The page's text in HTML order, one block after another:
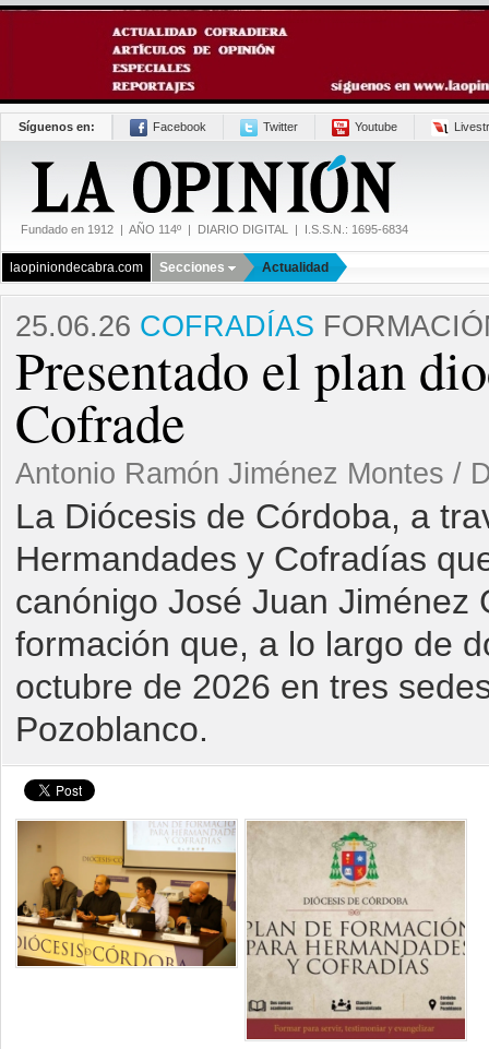
Síguenos en: Facebook Twitter Youtube
Fundado en 1912 | AÑO 114º | DIARIO DIGITAL | I.S.S.N.: 1695-6834
laopiniondecabra.com Secciones Actualidad
25.06.26 COFRADÍAS
Presentado el plan
Cofrade
Antonio Ramón Jiménez Montes /
La Diócesis de Córdoba, a
Hermandades y Cofradías
canónigo José Juan Jiménez
formación que, a lo largo de
octubre de 2026 en tres
Pozoblanco.